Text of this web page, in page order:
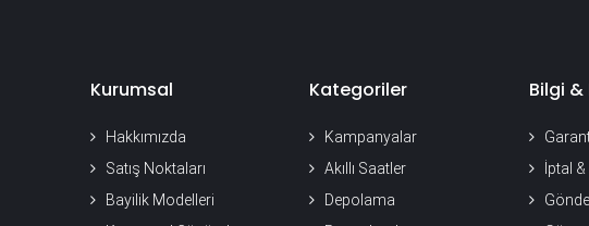
Kurumsal
Hakkımızda
Satış Noktaları
Bayilik Modelleri
Kategoriler
Kampanyalar
Akıllı Saatler
Depolama
Bilgi
İptal